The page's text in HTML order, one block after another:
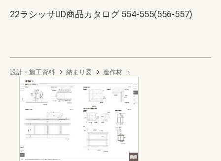
22ラシッサUD商品カタログ 554-555(556-557)
設計・施工資料 納まり図 造作材